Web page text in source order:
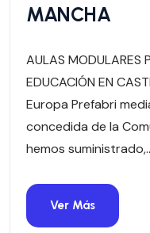
MANCHA
AULAS MODULARES
EDUCACIÓN EN
Europa Prefabri
concedida de la
hemos
Ver Más